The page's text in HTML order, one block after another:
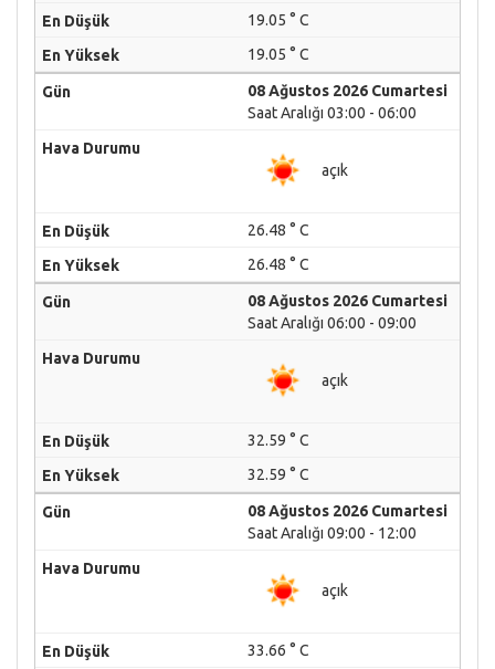
19.05 ° C
19.05 ° C
08 Ağustos 2026 Cumartesi
Saat Aralığı 03:00 - 06:00
açık
26.48 ° C
26.48 ° C
08 Ağustos 2026 Cumartesi
Saat Aralığı 06:00 - 09:00
açık
32.59 ° C
32.59 ° C
08 Ağustos 2026 Cumartesi
Saat Aralığı 09:00 - 12:00
açık
33.66 ° C